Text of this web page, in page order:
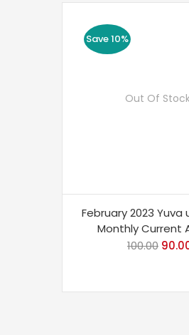
Save 10%
Out Of
February 2023 Yuva
Monthly Current
100.00